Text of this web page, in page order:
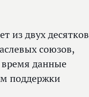
из двух десятков
союзов,
данные
поддержки